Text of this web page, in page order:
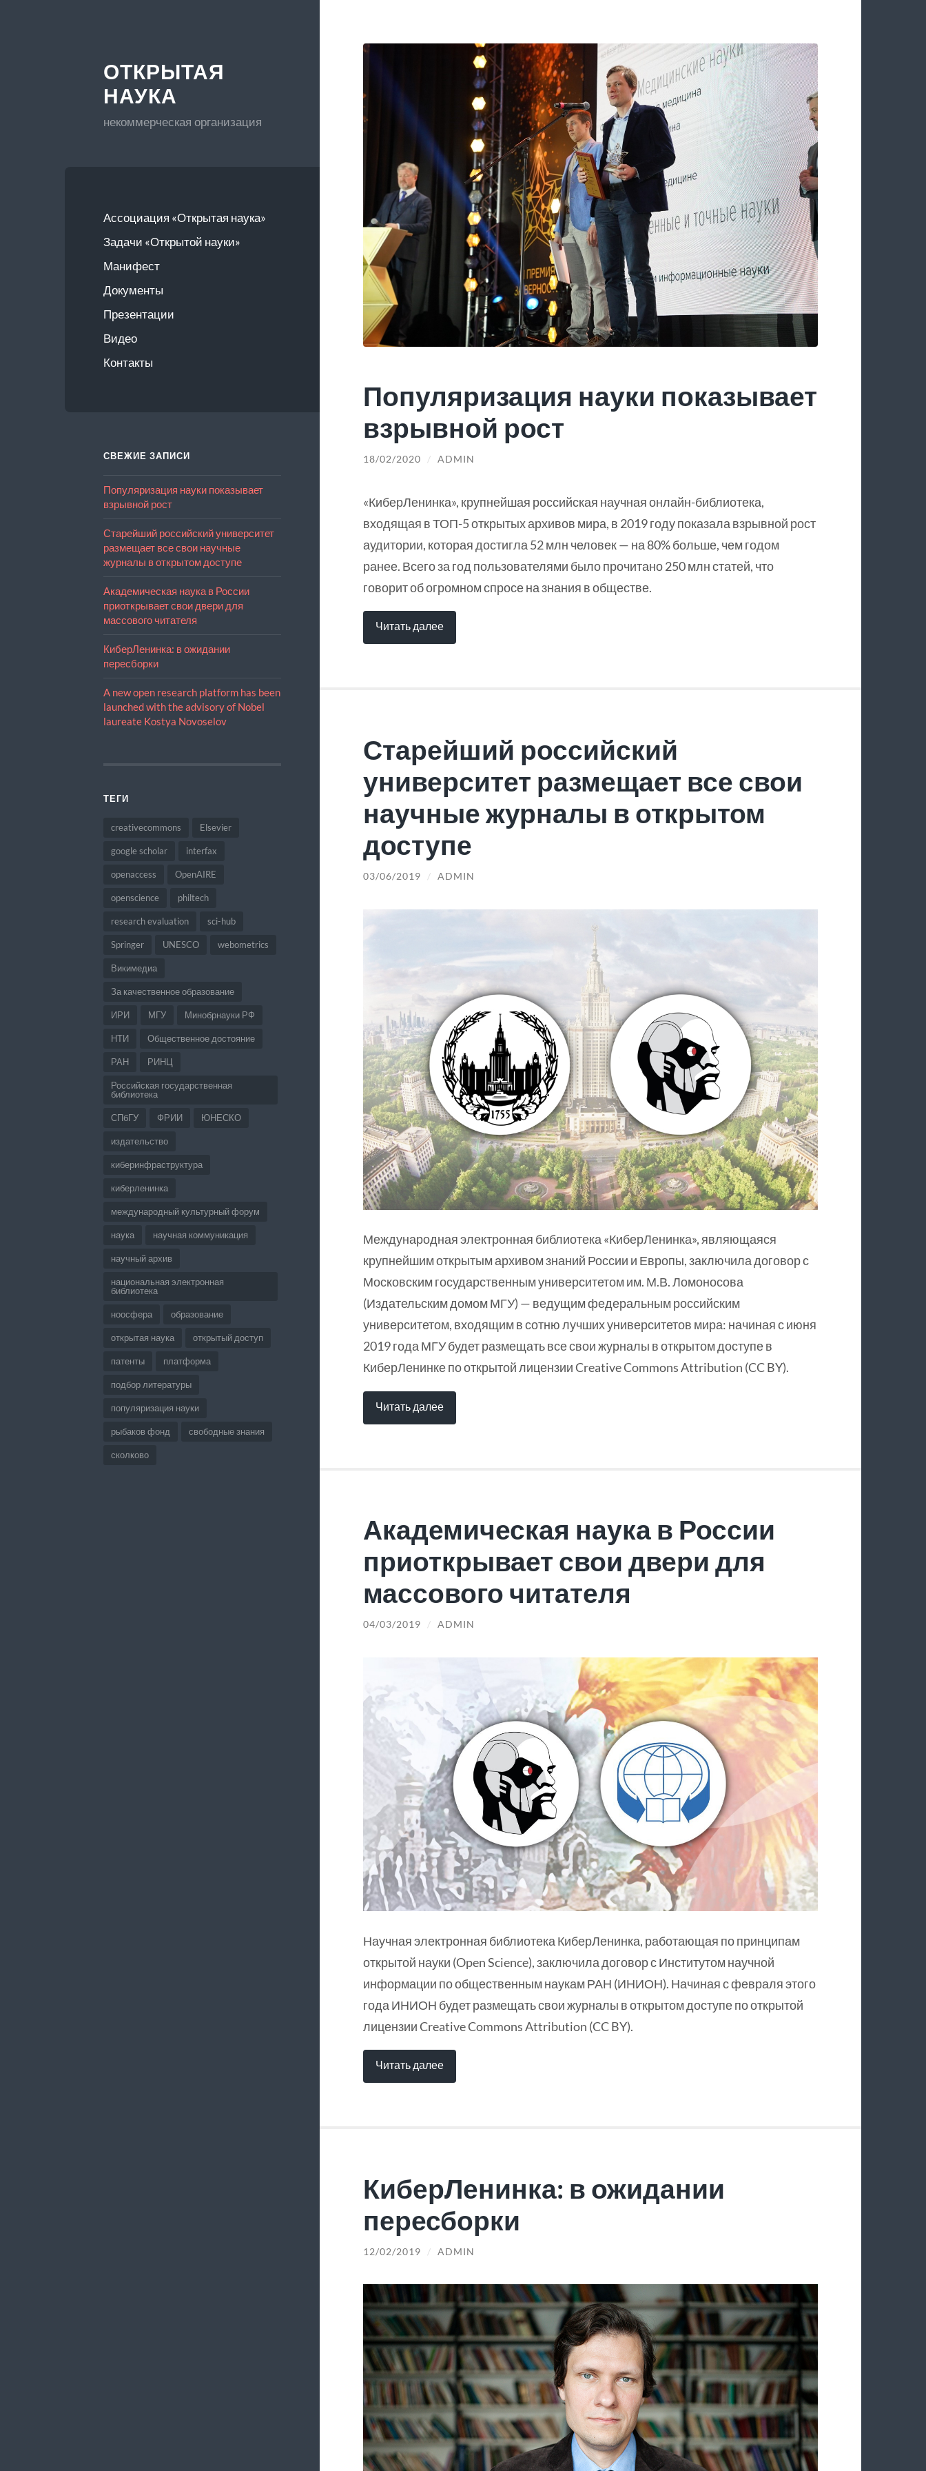
ОТКРЫТАЯ
НАУКА
некоммерческая организация
Ассоциация «Открытая наука»
Задачи «Открытой науки»
Манифест
Документы
Презентации
Видео
Контакты
СВЕЖИЕ ЗАПИСИ
Популяризация науки показывает
взрывной рост
Старейший российский университет
размещает все свои научные
журналы в открытом доступе
Академическая наука в России
приоткрывает свои двери для
массового читателя
КиберЛенинка: в ожидании
пересборки
A new open research platform has been
launched with the advisory of Nobel
laureate Kostya Novoselov
ТЕГИ
creativecommons Elsevier
google scholar interfax
openaccess OpenAIRE
openscience philtech
research evaluation sci-hub
Springer UNESCO webometrics
Викимедиа
За качественное образование
ИРИ МГУ Минобрнауки РФ
НТИ Общественное достояние
РАН РИНЦ
Российская государственная
библиотека
СПбГУ ФРИИ ЮНЕСКО
издательство
киберинфраструктура
киберленинка
международный культурный форум
наука научная коммуникация
научный архив
национальная электронная
библиотека
ноосфера образование
открытая наука открытый доступ
патенты платформа
подбор литературы
популяризация науки
рыбаков фонд свободные знания
сколково
Популяризация науки показывает
взрывной рост
18/02/2020 / ADMIN
«КиберЛенинка», крупнейшая российская научная онлайн-библиотека,
входящая в ТОП-5 открытых архивов мира, в 2019 году показала взрывной рост
аудитории, которая достигла 52 млн человек — на 80% больше, чем годом
ранее. Всего за год пользователями было прочитано 250 млн статей, что
говорит об огромном спросе на знания в обществе.
Читать далее
Старейший российский
университет размещает все свои
научные журналы в открытом
доступе
03/06/2019 / ADMIN
Международная электронная библиотека «КиберЛенинка», являющаяся
крупнейшим открытым архивом знаний России и Европы, заключила договор с
Московским государственным университетом им. М.В. Ломоносова
(Издательским домом МГУ) — ведущим федеральным российским
университетом, входящим в сотню лучших университетов мира: начиная с июня
2019 года МГУ будет размещать все свои журналы в открытом доступе в
КиберЛенинке по открытой лицензии Creative Commons Attribution (CC BY).
Читать далее
Академическая наука в России
приоткрывает свои двери для
массового читателя
04/03/2019 / ADMIN
Научная электронная библиотека КиберЛенинка, работающая по принципам
открытой науки (Open Science), заключила договор с Институтом научной
информации по общественным наукам РАН (ИНИОН). Начиная с февраля этого
года ИНИОН будет размещать свои журналы в открытом доступе по открытой
лицензии Creative Commons Attribution (CC BY).
Читать далее
КиберЛенинка: в ожидании
пересборки
12/02/2019 / ADMIN